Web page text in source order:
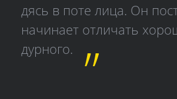
дясь в поте лица. Он
начинает отличать
дурного.